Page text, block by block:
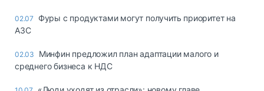
02.07
Фуры с продуктами могут получить приоритет на
АЗС
02.03
Минфин предложил план адаптации малого и
среднего бизнеса к НДС